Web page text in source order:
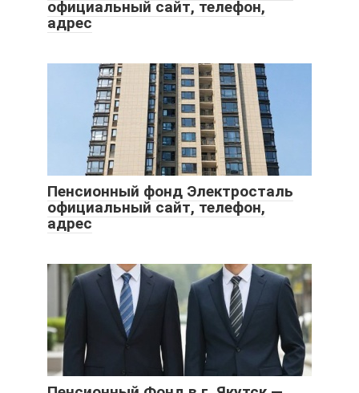
официальный сайт, телефон,
адрес
Пенсионный фонд Электросталь
официальный сайт, телефон,
адрес